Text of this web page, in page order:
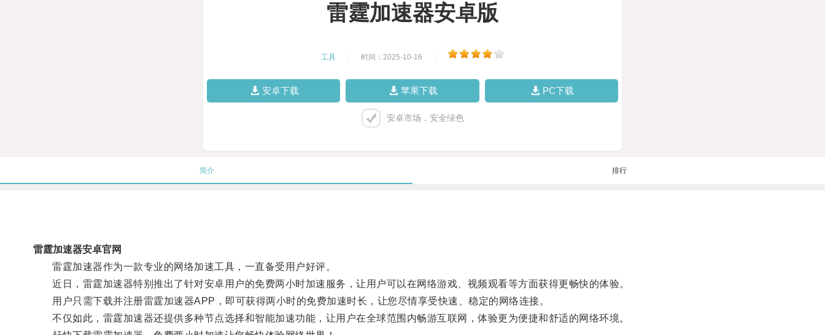
雷霆加速器安卓版
工具 时间：2025-10-16
安卓下载 苹果下载 PC下载
安卓市场，安全绿色
简介 排行
雷霆加速器安卓官网
雷霆加速器作为一款专业的网络加速工具，一直备受用户好评。
近日，雷霆加速器特别推出了针对安卓用户的免费两小时加速服务，让用户可以在网络游戏、视频观看等方面获得更畅快的体验。
用户只需下载并注册雷霆加速器APP，即可获得两小时的免费加速时长，让您尽情享受快速、稳定的网络连接。
不仅如此，雷霆加速器还提供多种节点选择和智能加速功能，让用户在全球范围内畅游互联网，体验更为便捷和舒适的网络环境。